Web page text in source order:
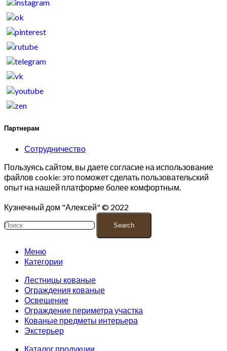
Партнерам
Сотрудничество
Пользуясь сайтом, вы даете согласие на использование
файлов cookie: это поможет сделать пользовательский
опыт на нашей платформе более комфортным.
Кузнечный дом "Алексей" © 2022
Search
Меню
Категории
Лестницы кованые
Ограждения кованые
Освещение
Ограждение периметра участка
Кованые предметы интерьера
Экстерьер
Каталог продукции